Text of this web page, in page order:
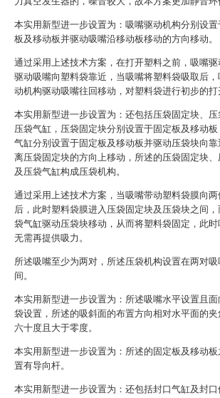
本实用新型进一步设置为：吸嘴驱动机构分别设置
板及移动板并驱动吸嘴沿移动板移动的方向移动。
通过采用上述技术方案，在打开塑料之前，吸嘴驱
驱动吸嘴向塑料袋靠近，当吸嘴将塑料袋吸取后，
动机构驱动吸嘴往回移动，对塑料袋进行初步的打
本实用新型进一步设置为：还包括压袋固定块、压
压袋气缸，压袋固定块分别设置于固定板及移动
气缸分别设置于固定板及移动板并驱动压袋块向靠
离压袋固定块的方向上移动，所述的压袋固定块、
及压袋气缸构成压袋机构。
通过采用上述技术方案，当吸嘴带动塑料袋膜向两
后，此时塑料袋膜进入压袋固定块及压袋块之间
袋气缸驱动压袋块移动，从而将塑料袋固定，此时
无需再提供吸力。
所述吸嘴至少为两对，所述压袋机构设置在两对吸
间。
本实用新型进一步设置为：所述吸嘴水平设置且面
袋设置，所述的吸斜面的布置方向相对水平面的夹
六十度且大于零度。
本实用新型进一步设置为：所述的固定板及移动板
置有导向杆。
本实用新型进一步设置为：还包括封口气缸及封口